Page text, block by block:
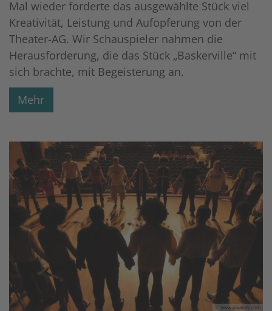
Mal wieder forderte das ausgewählte Stück viel
Kreativität, Leistung und Aufopferung von der
Theater-AG. Wir Schauspieler nahmen die
Herausforderung, die das Stück „Baskerville“ mit
sich brachte, mit Begeisterung an.
Mehr
© www.pixabay.com